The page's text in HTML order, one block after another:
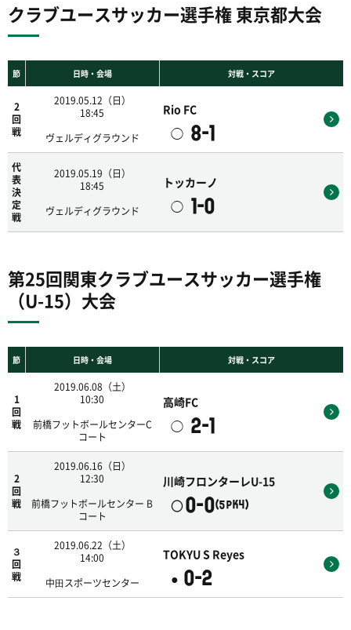
クラブユースサッカー選手権 東京都大会
節 日時・会場 対戦・スコア
2
回
戦
2019.05.12（日）
18:45
ヴェルディグラウンド
Rio FC
◯ 8-1
代
表
決
定
戦
2019.05.19（日）
18:45
ヴェルディグラウンド
トッカーノ
◯ 1-0
第25回関東クラブユースサッカー選手権
（U-15）大会
節 日時・会場 対戦・スコア
1
回
戦
2019.06.08（土）
10:30
前橋フットボールセンターC
コート
高崎FC
◯ 2-1
2
回
戦
2019.06.16（日）
12:30
前橋フットボールセンター B
コート
川崎フロンターレU-15
〇0-0(5PK4)
３
回
戦
2019.06.22（土）
14:00
中⽥スポーツセンター
TOKYU S Reyes
● 0-2